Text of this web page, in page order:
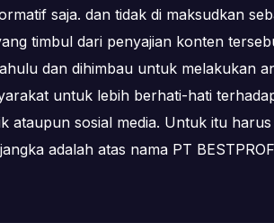
saja. dan tidak di maksudkan
timbul dari penyajian konten
dan dihimbau untuk melakukan
untuk lebih berhati-hati
ataupun sosial media. Untuk itu
adalah atas nama PT